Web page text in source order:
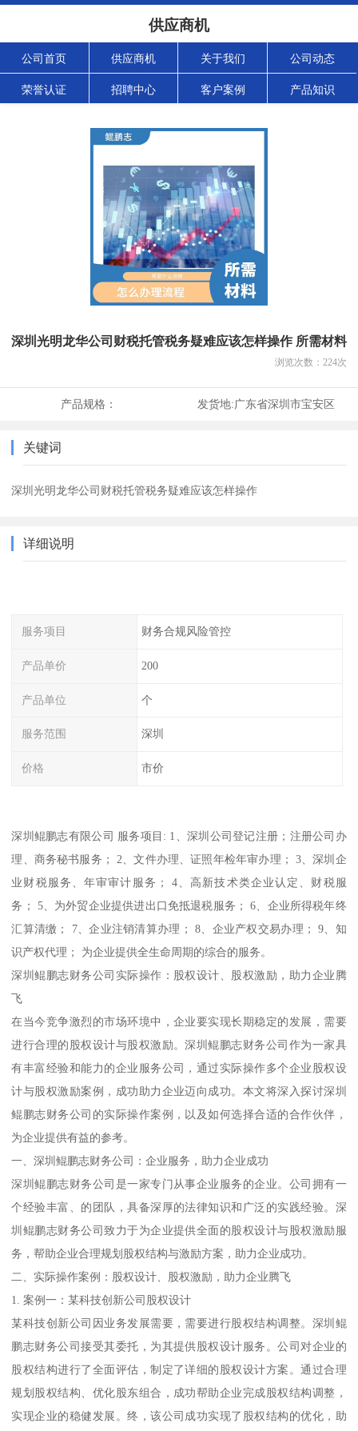
供应商机
公司首页 供应商机 关于我们 公司动态
荣誉认证 招聘中心 客户案例 产品知识
深圳光明龙华公司财税托管税务疑难应该怎样操作 所需材料
浏览次数： 224次
产品规格： 发货地:广东省深圳市宝安区
关键词
深圳光明龙华公司财税托管税务疑难应该怎样操作
详细说明
服务项目 财务合规风险管控
产品单价 200
产品单位 个
服务范围 深圳
价格 市价
深圳鲲鹏志有限公司 服务项目: 1、深圳公司登记注册；注册公司办
理、商务秘书服务； 2、文件办理、证照年检年审办理； 3、深圳企
业财税服务、年审审计服务； 4、高新技术类企业认定、财税服
务； 5、为外贸企业提供进出口免抵退税服务； 6、企业所得税年终
汇算清缴； 7、企业注销清算办理； 8、企业产权交易办理； 9、知
识产权代理； 为企业提供全生命周期的综合的服务。
深圳鲲鹏志财务公司实际操作：股权设计、股权激励，助力企业腾
飞
在当今竞争激烈的市场环境中，企业要实现长期稳定的发展，需要
进行合理的股权设计与股权激励。深圳鲲鹏志财务公司作为一家具
有丰富经验和能力的企业服务公司，通过实际操作多个企业股权设
计与股权激励案例，成功助力企业迈向成功。本文将深入探讨深圳
鲲鹏志财务公司的实际操作案例，以及如何选择合适的合作伙伴，
为企业提供有益的参考。
一、深圳鲲鹏志财务公司：企业服务，助力企业成功
深圳鲲鹏志财务公司是一家专门从事企业服务的企业。公司拥有一
个经验丰富、的团队，具备深厚的法律知识和广泛的实践经验。深
圳鲲鹏志财务公司致力于为企业提供全面的股权设计与股权激励服
务，帮助企业合理规划股权结构与激励方案，助力企业成功。
二、实际操作案例：股权设计、股权激励，助力企业腾飞
1. 案例一：某科技创新公司股权设计
某科技创新公司因业务发展需要，需要进行股权结构调整。深圳鲲
鹏志财务公司接受其委托，为其提供股权设计服务。公司对企业的
股权结构进行了全面评估，制定了详细的股权设计方案。通过合理
规划股权结构、优化股东组合，成功帮助企业完成股权结构调整，
实现企业的稳健发展。终，该公司成功实现了股权结构的优化，助